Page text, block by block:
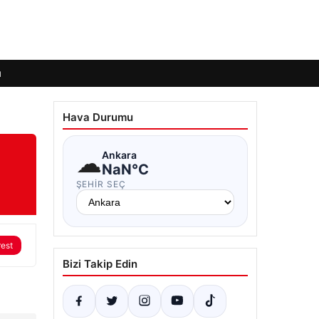
Hava Durumu
☁Ankara
NaN°C
ŞEHIR SEÇ
Bizi Takip Edin